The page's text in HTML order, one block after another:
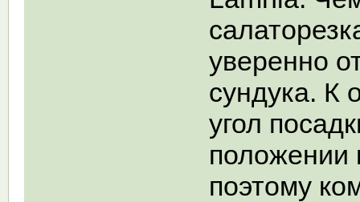
уверенно
сундука. К
угол
положении
поэтому